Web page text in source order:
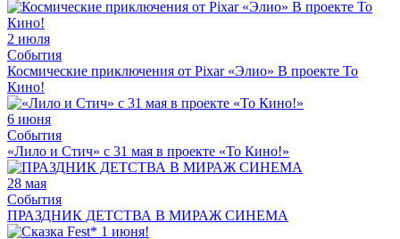
2 июля
События
Космические приключения от Pixar «Элио» В проекте То
Кино!
6 июня
События
«Лило и Стич» с 31 мая в проекте «То Кино!»
28 мая
События
ПРАЗДНИК ДЕТСТВА В МИРАЖ СИНЕМА